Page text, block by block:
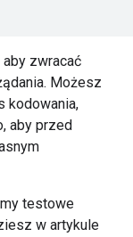
aby zwracać
Możesz
kodowania,
aby przed
testowe
w artykule